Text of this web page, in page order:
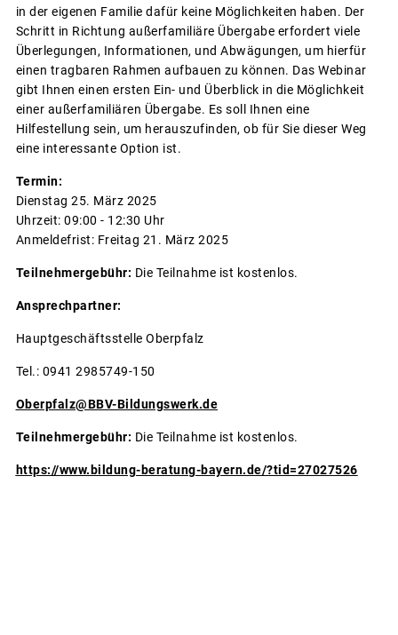
in der eigenen Familie dafür keine Möglichkeiten haben. Der
Schritt in Richtung außerfamiliäre Übergabe erfordert viele
Überlegungen, Informationen, und Abwägungen, um hierfür
einen tragbaren Rahmen aufbauen zu können. Das Webinar
gibt Ihnen einen ersten Ein- und Überblick in die Möglichkeit
einer außerfamiliären Übergabe. Es soll Ihnen eine
Hilfestellung sein, um herauszufinden, ob für Sie dieser Weg
eine interessante Option ist.
Termin:
Dienstag 25. März 2025
Uhrzeit: 09:00 - 12:30 Uhr
Anmeldefrist: Freitag 21. März 2025
Teilnehmergebühr: Die Teilnahme ist kostenlos.
Ansprechpartner:
Hauptgeschäftsstelle Oberpfalz
Tel.: 0941 2985749-150
Oberpfalz@BBV-Bildungswerk.de
Teilnehmergebühr: Die Teilnahme ist kostenlos.
https://www.bildung-beratung-bayern.de/?tid=27027526